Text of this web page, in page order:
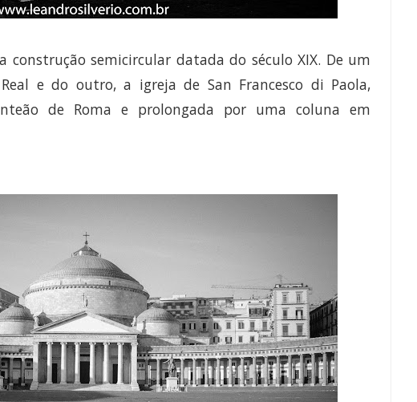
construção semicircular datada do século XIX. De um
e do outro, a igreja de San Francesco di Paola,
de Roma e prolongada por uma coluna em